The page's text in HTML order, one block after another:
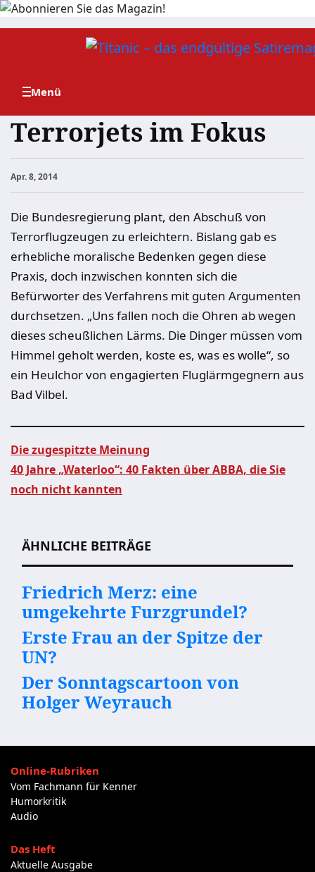
Zum
Terrorjets im Fokus
Apr. 8, 2014
Die Bundesregierung plant, den Abschuß von
Terrorflugzeugen zu erleichtern. Bislang gab es
erhebliche moralische Bedenken gegen diese
Praxis, doch inzwischen konnten sich die
Befürworter des Verfahrens mit guten Argumenten
durchsetzen. „Uns fallen noch die Ohren ab wegen
dieses scheußlichen Lärms. Die Dinger müssen vom
Himmel geholt werden, koste es, was es wolle“, so
ein Heulchor von engagierten Fluglärmgegnern aus
Bad Vilbel.
Beitragsnavigation
Die zugespitzte Meinung
40 Jahre „Waterloo“: 40 Fakten über ABBA, die Sie
noch nicht kannten
ÄHNLICHE BEITRÄGE
Friedrich Merz: eine
umgekehrte Furzgrundel?
Erste Frau an der Spitze der
UN?
Der Sonntagscartoon von
Holger Weyrauch
Online-Rubriken
Vom Fachmann für Kenner
Humorkritik
Audio
Das Heft
Aktuelle Ausgabe